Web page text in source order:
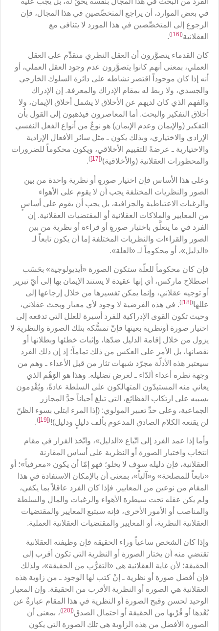
في بعض الموارد، أن يراجع المتخصِّصين في هذا المجال، فإن
الرجوع إلى المتخصِّصين في هذا المورد لا يتنافى مع
العقلانية(
[16]
)
.
كان القدماء يتصوَّرون أن العقل النظري متقدِّم على العقل
العملي، بمعنى أنهم كانوا يتصوَّرون عدم وجود العقل العملي، أو
أنه إذا كان موجوداً اقتصر نشاطه على دائرة السلوك الخارجي
والجسدي، ولا ربط له بمقام الإدراك والمعرفة. إن الإدراك
والفهم الذي كان لديهم عن الأخلاق لا يشمل أخلاق الإيمان، ولا
أخلاق التفكير والبحث. أما المعاصرون فيذهبون إلى القول بأن
التفكير (والإيمان وعدم الإيمان) هو نوعٌ من أنواع الفعل النفسي
الإرادي والاختياري، وبذلك يكون ـ مثل سائر الأفعال الإرادية
والاختيارية ـ عرضةً للتقييم الأخلاقي، ويكون محكوماً للضرورات
والمحظورات العقلانية (والأخلاقية)(
[17]
)
.
وعلى هذا الأساس فإن اختيار صورةٍ أو نظرية واحدة من بين
الصور والنظريات المختلفة يجب أن لا يقوم على الأهواء
والرغبات الاعتباطية والجزافية، بل يجب أن يقوم على أساسٍ
من المعايير والملاكات العقلانية أو المقتضيات العقلانية. إن
الفرد في ما يتعلَّق باختيار صورةٍ أو قراءة أو نظرية من بين
الصور والقراءات والنظريات المختلفة إما أن يكون تابعاً لـ
«الدليل»، أو محكوماً لـ «العلة».
فإن كان محكوماً للعلّة ستكون الصورة «أيديولوجية» بحَسَب
اصطلاح ماركس، أي إنها عقيدة لا يستند الإيمان بها إلى أيّ تبرير
أو توجيه عقلاني، وإنما يمكن تفسيرها من خلال إرجاعها إلى
عللها(
[18]
). في هذه الفرضية لا وجود لأي معيار وبحث عقلاني،
وحيث تكون القوى الإدراكية للفرد أسيرة للعلل التي تدفعه إلى
اختيار صورة أونظرية بعينها فإنّ تمسُّكه بتلك الصورة والنظرية لا
يزول من خلال إقامة الدليل ضدّها، وإثبات خطئها وبطلانها أو
نقصانها، بل الأمر على العكس من ذلك تماماً؛ إذ إن ذلك الفرد
سيعتبر هذه الأدلّة مجرّد شبهات تثار من قبل الأعداء ـ وهم من
وجهة نظره أعداء ألدّاء ـ لغرض تضليله. وهذا هو الوَهْم الذي
يعاني منه المستبدّون المتهالكون على السلطة عادةً، ويُقْدِمون
بسببه على ارتكاب الفظائع، التي تبلغ أحياناً حدَّ المجازر
الجماعية، وعلى حدِّ تعبير المولوي: (إذا المرء ابتلي بسوء الظنّ
لن يقنعه الكلام الصادق المدعوم بألف دليلٍ ودليل)!(
[19]
)
.
وأما إذا عمد الفرد إلى اتّباع «الدليل»، واتّخذ القرار في مقام
انتخاب واختيار الصورة أو النظرية على أساس المقارنة
العقلانية، فإن دليله سوف لا يخلو؛ فهو إمّا أن يكون «معرفياً»؛ أو
«تابعاً للمصلحة» و«آلياً»، بمعنى أن بالإمكان الاستفادة في هذا
المقام من نوعين من المعايير. فإذا كان الفرد عاقلاً بما يكفي،
ولم يكن عقله تحت سيطرة الأهواء والرغبات والمال والسلطة
والمناصب أو الأمور الأخرى، فإنه سيتبع المعايير والمقتضيات
العقلانية النظرية، أو المعايير والمقتضيات العقلانية العملية.
وإذا كان الشخص ساعياً وراء الحقيقة فإن وظيفته العقلانية
تقتضي منه أن يختار الصورة أو النظرية التي تكون أقرب إلى
الحقيقة؛ لأن غاية العقلانية هي «التقرُّب من الحقيقة»، ولذلك
فإن أفضل صورة أو نظرية ـ إنْ كتب لها الوجود ـ من زاوية هذه
العقلانية هي الصورة أو النظرية الأقرب من الحقيقة. وإن المعيار
الوحيد لحسن وقبح الصورة أو النظرية في هذا المقام عبارةٌ عن
بُعْدها أو قُرْبها من الحقيقة أو احتمال الصدق(
[20]
)، بمعنى أن
الصورة الأفضل من هذه الزاوية هي تلك الصورة التي يكون